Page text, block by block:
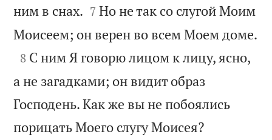
ним в снах. 

7 Но не так со слугой Моим
Моисеем; он верен во всем Моем доме.

8 С ним Я говорю лицом к лицу, ясно,
а не загадками; он видит образ
Господень. Как же вы не побоялись
порицать Моего слугу Моисея?